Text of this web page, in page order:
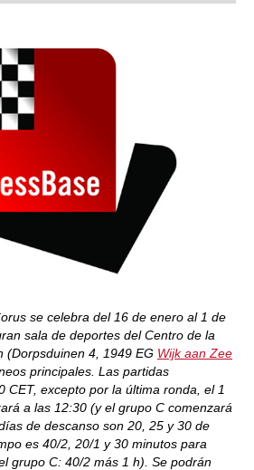
and with a
se celebra del 16 de enero al 1 de
sala de deportes del Centro de la
(Dorpsduinen 4, 1949 EG Wijk aan Zee
principales. Las partidas
CET, excepto por la última ronda, el 1
a las 12:30 (y el grupo C comenzará
de descanso son 20, 25 y 30 de
es 40/2, 20/1 y 30 minutos para
grupo C: 40/2 más 1 h). Se podrán